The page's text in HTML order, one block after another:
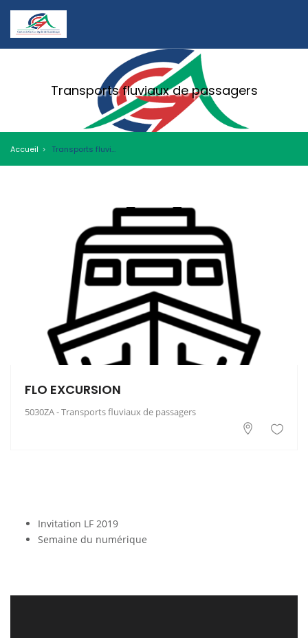
Transports fluviaux de passagers
Accueil Transports fluviaux de passagers
FLO EXCURSION
5030ZA - Transports fluviaux de passagers
Invitation LF 2019
Semaine du numérique